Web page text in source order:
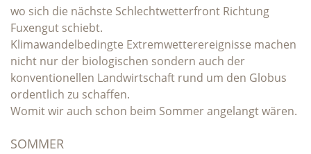
wo sich die nächste Schlechtwetterfront Richtung
Fuxengut schiebt.
Klimawandelbedingte Extremwetterereignisse machen
nicht nur der biologischen sondern auch der
konventionellen Landwirtschaft rund um den Globus
ordentlich zu schaffen.
Womit wir auch schon beim Sommer angelangt wären.
SOMMER